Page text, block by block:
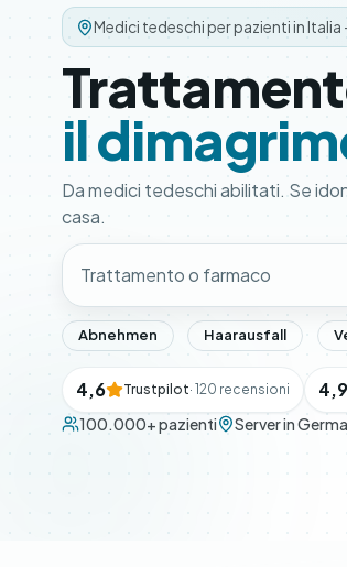
Medici tedeschi per pazienti in
il
Da medici tedeschi abilitati. Se
casa.
Abnehmen Haarausfall
4,6 Trustpilot· 120 recensioni 4,9
100.000+ pazienti Server in